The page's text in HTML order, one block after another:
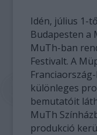
Idén, július 1-
Budapesten a
MuTh-ban
Festivalt. A
különleges
bemutatóit
MuTh
produkció